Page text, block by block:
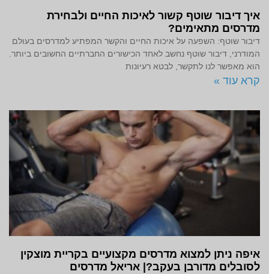
איך דיבור שוטף קשור לאיכות החיים ולבחירת
מדרסים מתאימים?
דיבור שוטף: השפעה על איכות החיים והקשר המפתיע למדרסים בעולם
המודרני, דיבור שוטף נחשב לאחד הכישורים החברתיים החשובים ביותר.
הוא מאפשר לנו לתקשר, לבטא רעיונות
קרא עוד »
איפה ניתן למצוא מדרסים מקצועיים בקריית מוצקין
לסובלים מדורבן בעקב?| אריאל מדרסים